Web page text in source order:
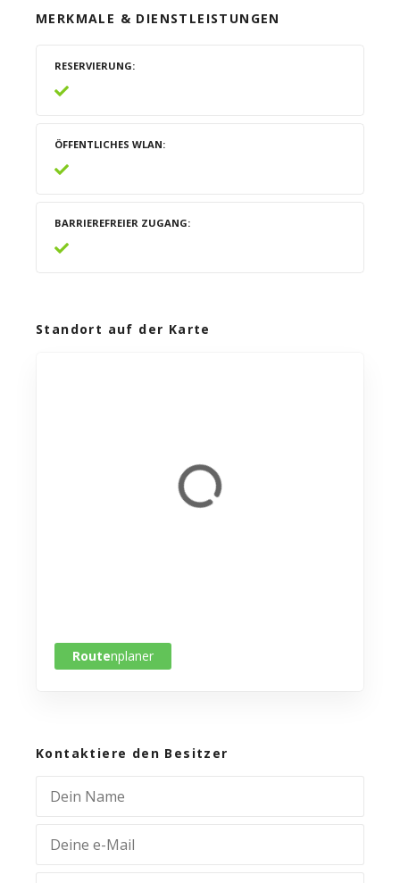
MERKMALE & DIENSTLEISTUNGEN
RESERVIERUNG
ÖFFENTLICHES WLAN
BARRIEREFREIER ZUGANG
Standort auf der Karte
Routenplaner
Kontaktiere den Besitzer